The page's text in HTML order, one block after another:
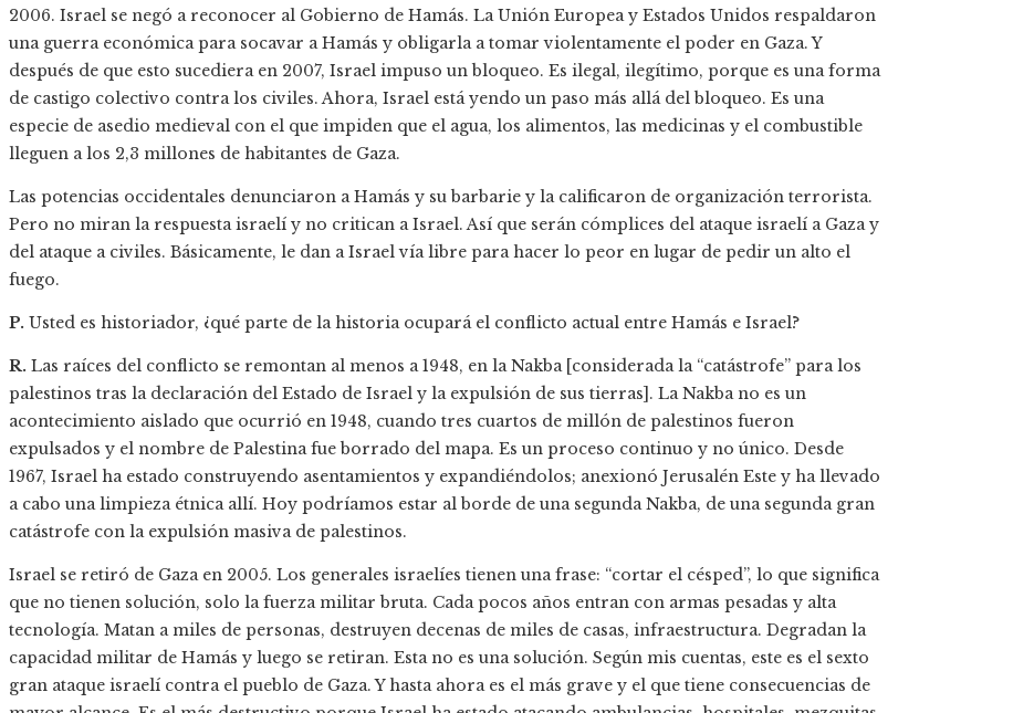
2006. Israel se negó a reconocer al Gobierno de Hamás. La Unión Europea y Estados Unidos respaldaron
una guerra económica para socavar a Hamás y obligarla a tomar violentamente el poder en Gaza. Y
después de que esto sucediera en 2007, Israel impuso un bloqueo. Es ilegal, ilegítimo, porque es una forma
de castigo colectivo contra los civiles. Ahora, Israel está yendo un paso más allá del bloqueo. Es una
especie de asedio medieval con el que impiden que el agua, los alimentos, las medicinas y el combustible
lleguen a los 2,3 millones de habitantes de Gaza.
Las potencias occidentales denunciaron a Hamás y su barbarie y la calificaron de organización terrorista.
Pero no miran la respuesta israelí y no critican a Israel. Así que serán cómplices del ataque israelí a Gaza y
del ataque a civiles. Básicamente, le dan a Israel vía libre para hacer lo peor en lugar de pedir un alto el
fuego.
P. Usted es historiador, ¿qué parte de la historia ocupará el conflicto actual entre Hamás e Israel?
R. Las raíces del conflicto se remontan al menos a 1948, en la Nakba [considerada la “catástrofe” para los
palestinos tras la declaración del Estado de Israel y la expulsión de sus tierras]. La Nakba no es un
acontecimiento aislado que ocurrió en 1948, cuando tres cuartos de millón de palestinos fueron
expulsados y el nombre de Palestina fue borrado del mapa. Es un proceso continuo y no único. Desde
1967, Israel ha estado construyendo asentamientos y expandiéndolos; anexionó Jerusalén Este y ha llevado
a cabo una limpieza étnica allí. Hoy podríamos estar al borde de una segunda Nakba, de una segunda gran
catástrofe con la expulsión masiva de palestinos.
Israel se retiró de Gaza en 2005. Los generales israelíes tienen una frase: “cortar el césped”, lo que significa
que no tienen solución, solo la fuerza militar bruta. Cada pocos años entran con armas pesadas y alta
tecnología. Matan a miles de personas, destruyen decenas de miles de casas, infraestructura. Degradan la
capacidad militar de Hamás y luego se retiran. Esta no es una solución. Según mis cuentas, este es el sexto
gran ataque israelí contra el pueblo de Gaza. Y hasta ahora es el más grave y el que tiene consecuencias de